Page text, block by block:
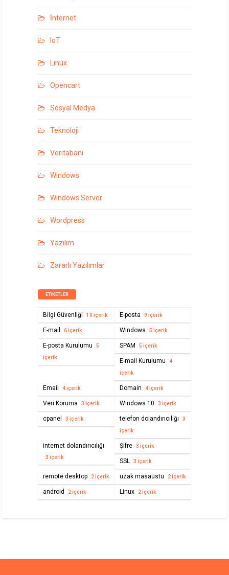
İnternet
IoT
Linux
Opencart
Sosyal Medya
Teknoloji
Veritabanı
Windows
Windows Server
Wordpress
Yazılım
Zararlı Yazılımlar
ETIKETLER
Bilgi Güvenliği 10 içerik E-posta 9 içerik
E-mail 6 içerik Windows 5 içerik
E-posta Kurulumu 5
içerik
SPAM 5 içerik
E-mail Kurulumu 4
içerik
Email 4 içerik Domain 4 içerik
Veri Koruma 3 içerik Windows 10 3 içerik
cpanel 3 içerik telefon dolandırıcılığı 3
içerik
internet dolandırıcılığı
3 içerik
Şifre 3 içerik
SSL 3 içerik
remote desktop 2 içerik uzak masaüstü 2 içerik
android 2 içerik Linux 2 içerik